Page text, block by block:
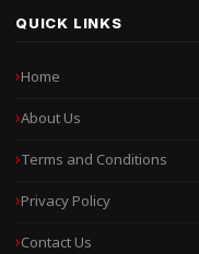
QUICK LINKS
Home
About Us
Terms and Conditions
Privacy Policy
Contact Us